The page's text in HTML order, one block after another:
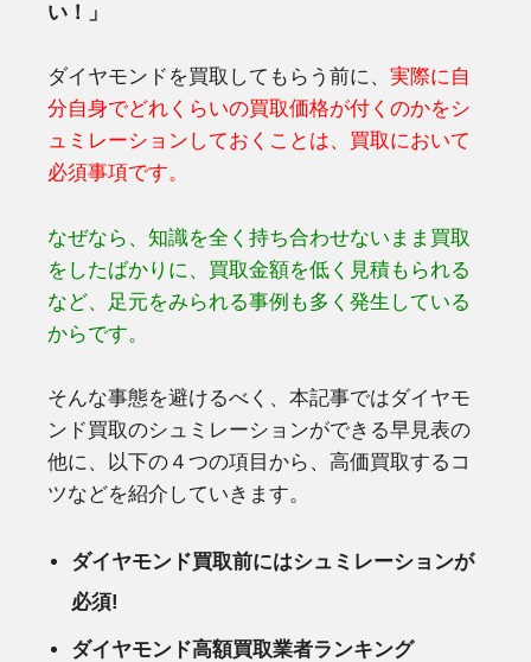
い！」
ダイヤモンドを買取してもらう前に、 実際に自
分自身でどれくらいの買取価格が付くのかをシ
ュミレーションしておくことは、買取において
必須事項です。
なぜなら、知識を全く持ち合わせないまま買取
をしたばかりに、買取金額を低く見積もられる
など、足元をみられる事例も多く発生している
からです。
そんな事態を避けるべく、本記事ではダイヤモ
ンド買取のシュミレーションができる早見表の
他に、以下の４つの項目から、高価買取するコ
ツなどを紹介していきます。
ダイヤモンド買取前にはシュミレーションが
必須!
ダイヤモンド高額買取業者ランキング